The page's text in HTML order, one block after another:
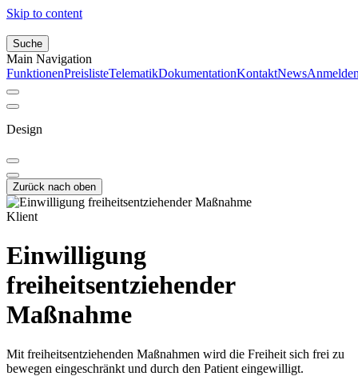
Skip to content
Suche
Main Navigation
FunktionenPreislisteTelematikDokumentationKontaktNews
Design
Zurück nach oben
Klient
Einwilligung
freiheitsentziehender
Maßnahme
Mit freiheitsentziehenden Maßnahmen wird die Freiheit sich frei zu
bewegen eingeschränkt und durch den Patient eingewilligt.